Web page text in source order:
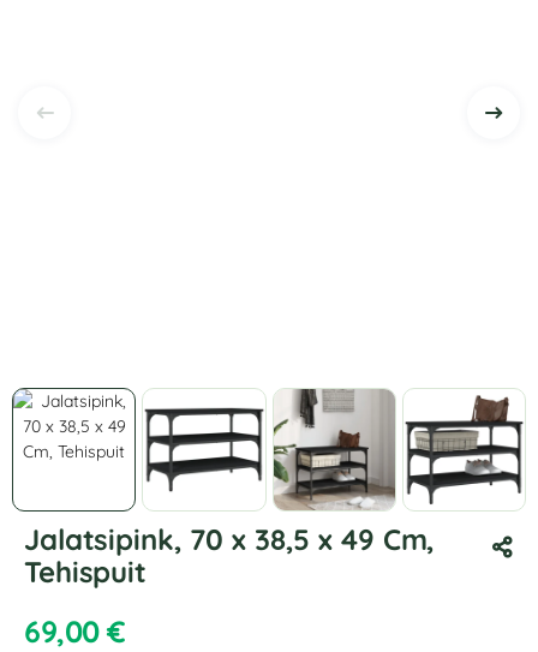
Jalatsipink, 70 x 38,5 x 49 Cm,
Tehispuit
69,00€